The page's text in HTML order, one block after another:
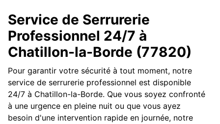
Service de Serrurerie
Professionnel 24/7 à
Chatillon-la-Borde (77820)
Pour garantir votre sécurité à tout moment, notre
service de serrurerie professionnel est disponible
24/7 à Chatillon-la-Borde. Que vous soyez confronté
à une urgence en pleine nuit ou que vous ayez
besoin d'une intervention rapide en journée, notre